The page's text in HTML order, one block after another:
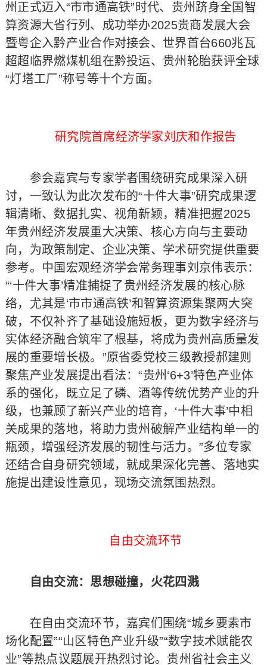
州正式迈入“市市通高铁”时代、贵州跻身全国智
算资源大省行列、成功举办2025贵商发展大会
暨粤企入黔产业合作对接会、世界首台660兆瓦
超超临界燃煤机组在黔投运、贵州轮胎获评全球
“灯塔工厂”称号等十个方面。
研究院首席经济学家刘庆和作报告
参会嘉宾与专家学者围绕研究成果深入研
讨，一致认为此次发布的“十件大事”研究成果逻
辑清晰、数据扎实、视角新颖，精准把握2025
年贵州经济发展重大决策、核心方向与主要动
向，为政策制定、企业决策、学术研究提供重要
参考。中国宏观经济学会常务理事刘京伟表示：
“‘十件大事’精准捕捉了贵州经济发展的核心脉
络，尤其是‘市市通高铁’和智算资源集聚两大突
破，不仅补齐了基础设施短板，更为数字经济与
实体经济融合筑牢了根基，将成为贵州高质量发
展的重要增长极。”原省委党校三级教授郝建则
聚焦产业发展提出看法：“贵州‘6+3’特色产业体
系的强化，既立足了磷、酒等传统优势产业的升
级，也兼顾了新兴产业的培育，‘十件大事’中相
关成果的落地，将助力贵州破解产业结构单一的
瓶颈，增强经济发展的韧性与活力。”多位专家
还结合自身研究领域，就成果深化完善、落地实
施提出建设性意见，现场交流氛围热烈。
自由交流环节
自由交流：思想碰撞，火花四溅
在自由交流环节，嘉宾们围绕“城乡要素市
场化配置”“山区特色产业升级”“数字技术赋能农
业”等热点议题展开热烈讨论。贵州省社会主义